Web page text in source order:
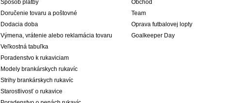
Spôsob platby
Doručenie tovaru a poštovné
Dodacia doba
Výmena, vrátenie alebo reklamácia tovaru
Veľkostná tabuľka
Poradenstvo k rukaviciam
Modely brankárskych rukavíc
Strihy brankárskych rukavíc
Starostlivosť o rukavice
Obchod
Team
Oprava futbalovej lopty
Goalkeeper Day